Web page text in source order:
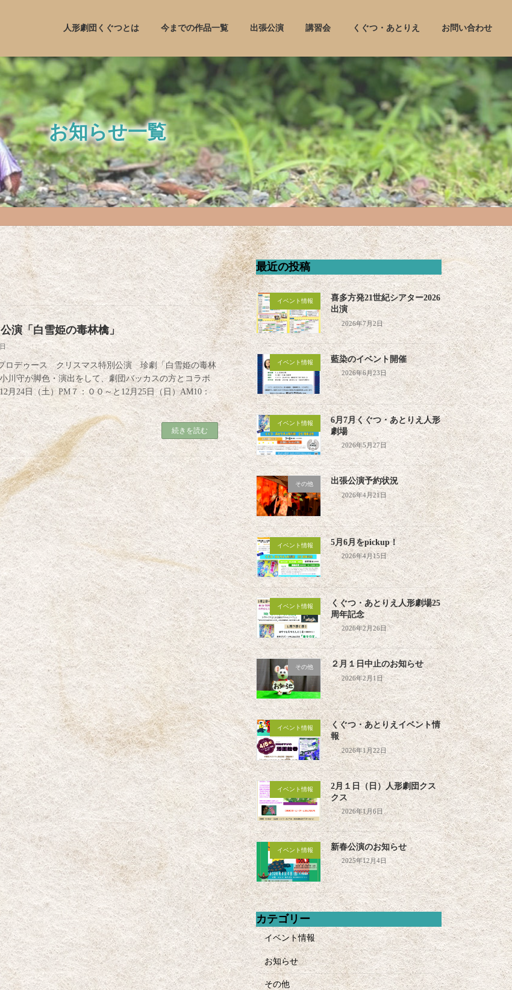
人形劇団くぐつとは 今までの作品一覧 出張公演 講習会 くぐつ・あとりえ お問い合わせ
お知らせ一覧
演「白雪姫の毒林檎」
ロデゥース クリスマス特別公演 珍劇「白雪姫の毒林
川守が脚色・演出をして、劇団バッカスの方とコラボ
月24日（土）PM７：００～と12月25日（日）AM10：
続きを読む
最近の投稿
イベント情報
喜多方発21世紀シアター2026
出演
2026年7月2日
イベント情報 藍染のイベント開催
2026年6月23日
イベント情報
6月7月くぐつ・あとりえ人形
劇場
2026年5月27日
その他 出張公演予約状況
2026年4月21日
イベント情報 5月6月をpickup！
2026年4月15日
イベント情報
くぐつ・あとりえ人形劇場25
周年記念
2026年2月26日
その他 ２月１日中止のお知らせ
2026年2月1日
イベント情報
くぐつ・あとりえイベント情
報
2026年1月22日
イベント情報
2月１日（日）人形劇団クス
クス
2026年1月6日
イベント情報 新春公演のお知らせ
2025年12月4日
カテゴリー
イベント情報
お知らせ
その他